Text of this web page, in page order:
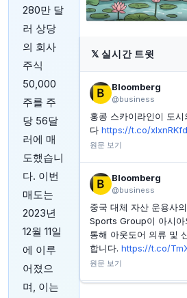
280만 달
러 상당
의 회사
주식
50,000
주를 주
당 56달
러에 매
도했습니
다. 이번
매도는
2023년
12월 11일
에 이루
어졌으
며, 이는
INVESTING.COM
INVESTING.COM
DBS 2분기 실적 호조: 금
의 기록적 수익
INVESTING.COM
DBS그룹, 2분기 자산관리
INVESTING.COM
기록
INVESTING.COM
럭스쉐어 프리시전 주가, 오
𝕏 실시간 트윗
Bloomberg
@business
홍콩 스카이라인이 도
다 https://t.co/
원문 보기
Bloomberg
@business
중국 대체 자산 운용사
Sports Group이 아시아
통해 아웃도어 의류 및
합니다. https://t.co/
원문 보기